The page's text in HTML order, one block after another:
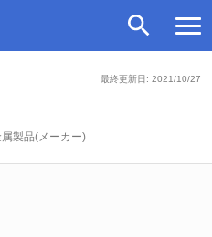
最終更新日: 2021/10/27
製品(メーカー)